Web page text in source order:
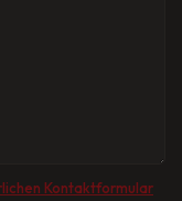
Kontaktformular